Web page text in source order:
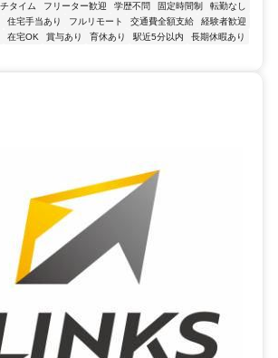
タイム フリーター歓迎 学歴不問 固定時間制
転勤なし
住宅手当あり フルリモート 交通費全額支給
経験者歓迎
在宅OK 賞与あり 育休あり 駅近5分以内
長期休暇あり